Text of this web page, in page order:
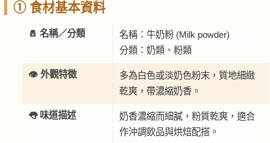
① 食材基本資料
🧂 名稱／分類
名稱：牛奶粉 (Milk powder)
分類：奶類、粉類
👁️ 外觀特徵
多為白色或淡奶色粉末，質地細緻
乾爽，帶濃縮奶香。
👅 味道描述
奶香濃縮而細膩，粉質乾爽，適合
作沖調飲品與烘焙配搭。